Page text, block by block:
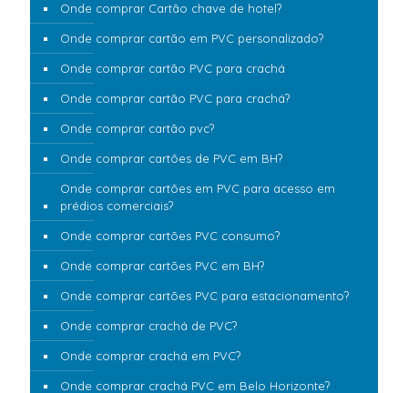
Onde comprar Cartão chave de hotel?
Onde comprar cartão em PVC personalizado?
Onde comprar cartão PVC para crachá
Onde comprar cartão PVC para crachá?
Onde comprar cartão pvc?
Onde comprar cartões de PVC em BH?
Onde comprar cartões em PVC para acesso em
prédios comerciais?
Onde comprar cartões PVC consumo?
Onde comprar cartões PVC em BH?
Onde comprar cartões PVC para estacionamento?
Onde comprar crachá de PVC?
Onde comprar crachá em PVC?
Onde comprar crachá PVC em Belo Horizonte?